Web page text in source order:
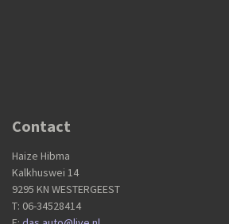
Contact
Haize Hibma
Kalkhuswei 14
9295 KN WESTERGEEST
T: 06-34528414